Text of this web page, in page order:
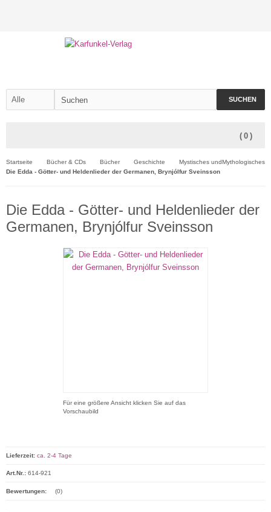
SUCHEN
( 0 )
Startseite Bücher & CDs Bücher Geschichte
Mystisches undMythologisches
Die Edda - Götter- und Heldenlieder der Germanen, Brynjólfur Sveinsson
Die Edda - Götter- und Heldenlieder der
Germanen, Brynjólfur Sveinsson
Für eine größere Ansicht klicken Sie auf das
Vorschaubild
Lieferzeit: ca. 2-4 Tage
Art.Nr.: 614-921
Bewertungen: (0)